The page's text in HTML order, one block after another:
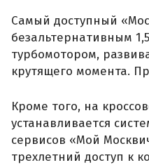
Самый доступный
безальтернативным
турбомотором,
крутящего момента.
Кроме того, на
устанавливается
сервисов «Мой
трехлетний доступ к